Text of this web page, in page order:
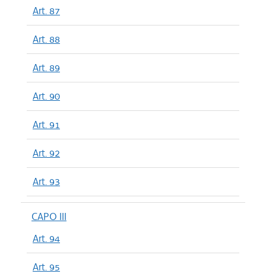
Art. 87
Art. 88
Art. 89
Art. 90
Art. 91
Art. 92
Art. 93
CAPO III
Art. 94
Art. 95